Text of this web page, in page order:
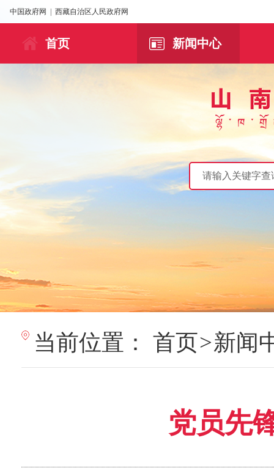
中国政府网 西藏自治区人民政府网
首页 新闻中心
当前位置： 首页>新闻
党员先